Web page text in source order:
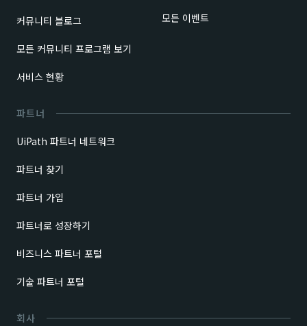
커뮤니티 블로그
모든 커뮤니티 프로그램 보기
서비스 현황
모든 이벤트
파트너
UiPath 파트너 네트워크
파트너 찾기
파트너 가입
파트너로 성장하기
비즈니스 파트너 포털
기술 파트너 포털
회사